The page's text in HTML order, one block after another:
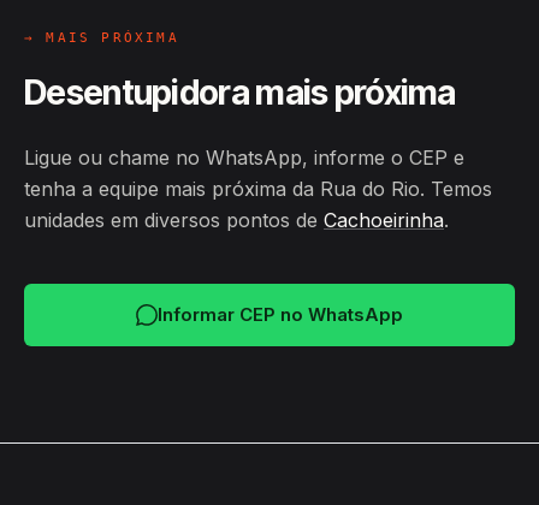
→ MAIS PRÓXIMA
Desentupidora mais próxima
Ligue ou chame no WhatsApp, informe o CEP e
tenha a equipe mais próxima da Rua do Rio. Temos
unidades em diversos pontos de Cachoeirinha.
Informar CEP no WhatsApp